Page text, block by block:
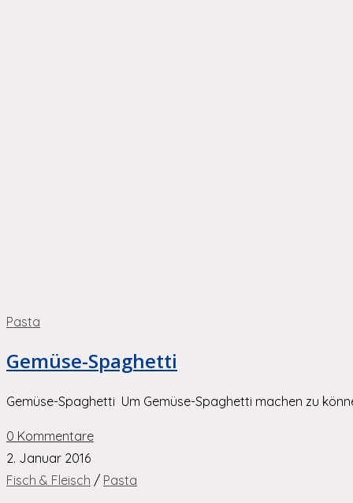
Pasta
Gemüse-Spaghetti
Gemüse-Spaghetti Um Gemüse-Spaghetti machen zu
0 Kommentare
2. Januar 2016
Fisch & Fleisch / Pasta